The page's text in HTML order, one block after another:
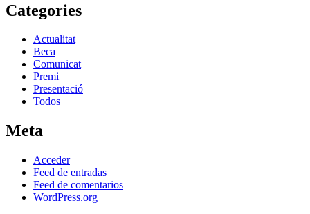
Categories
Actualitat
Beca
Comunicat
Premi
Presentació
Todos
Meta
Acceder
Feed de entradas
Feed de comentarios
WordPress.org